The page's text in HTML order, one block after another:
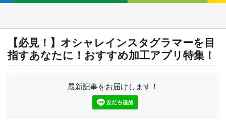
【必見！】オシャレインスタグラマーを目
指すあなたに！おすすめ加工アプリ特集！
最新記事をお届けします！